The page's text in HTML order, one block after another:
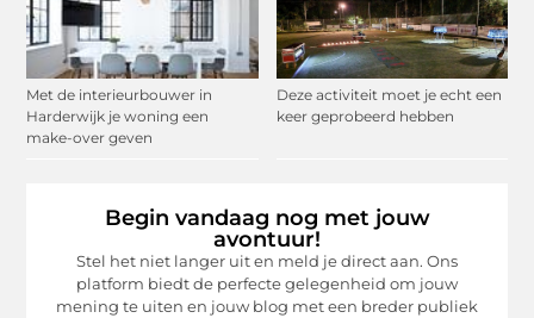
Met de interieurbouwer in
Harderwijk je woning een
make-over geven
Deze activiteit moet je echt een
keer geprobeerd hebben
Begin vandaag nog met jouw
avontuur!
Stel het niet langer uit en meld je direct aan. Ons
platform biedt de perfecte gelegenheid om jouw
mening te uiten en jouw blog met een breder publiek